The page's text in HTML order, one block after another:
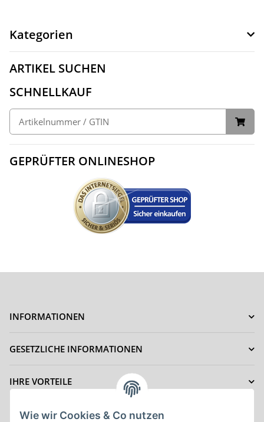
Kategorien
ARTIKEL SUCHEN
SCHNELLKAUF
GEPRÜFTER ONLINESHOP
INFORMATIONEN
GESETZLICHE INFORMATIONEN
IHRE VORTEILE
ZAHLUNGSMÖGLICHKEITEN
Wie wir Cookies & Co nutzen